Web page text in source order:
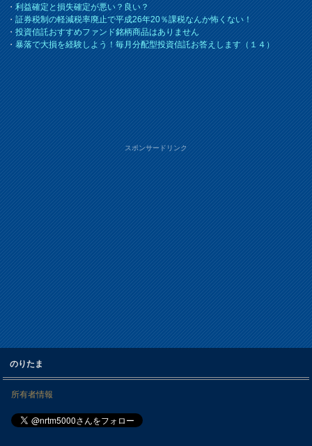
・利益確定と損失確定が悪い？良い？
・証券税制の軽減税率廃止で平成26年20％課税なんか怖くない！
・投資信託おすすめファンド銘柄商品はありません
・暴落で大損を経験しよう！毎月分配型投資信託お答えします（１４）
スポンサードリンク
のりたま
所有者情報